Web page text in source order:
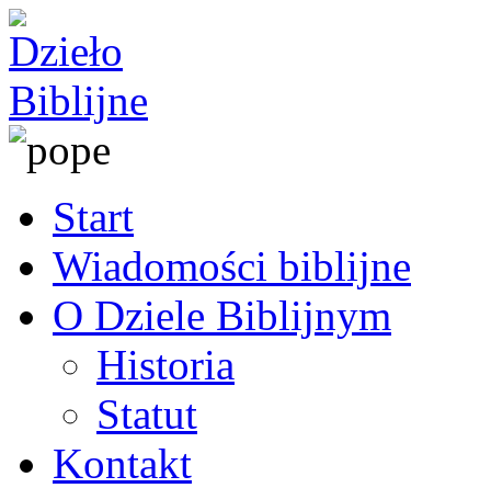
Start
Wiadomości biblijne
O Dziele Biblijnym
Historia
Statut
Kontakt